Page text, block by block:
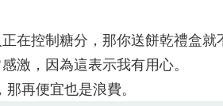
在控制糖分，那你送餅乾禮盒
激，因為這表示我有用心。
再便宜也是浪費。